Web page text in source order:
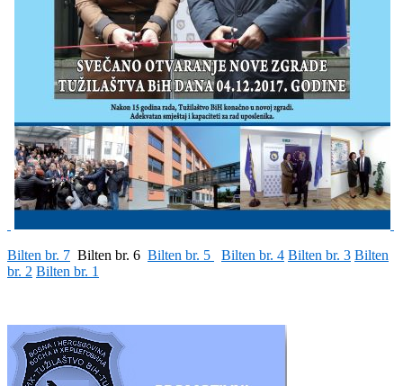
Bilten br. 7 Bilten br. 6 Bilten br. 5 Bilten br. 4 Bilten br. 3 Bilten
br. 2 Bilten br. 1